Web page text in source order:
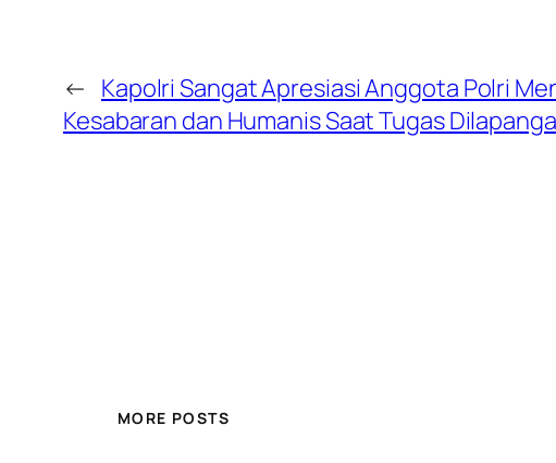
← Kapolri Sangat Apresiasi Anggota Polri
Kesabaran dan Humanis Saat Tugas
MORE POSTS